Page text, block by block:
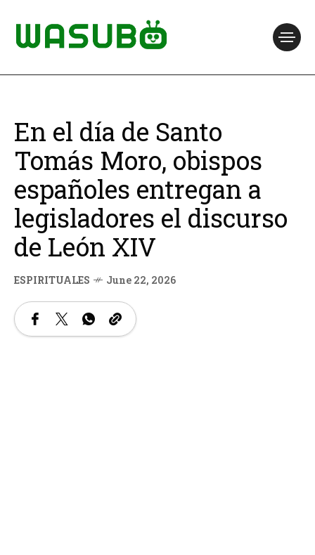
En el día de Santo
Tomás Moro, obispos
españoles entregan a
legisladores el discurso
de León XIV
ESPIRITUALES June 22, 2026